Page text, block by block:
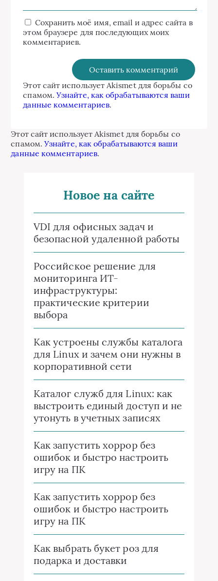
Сохранить моё имя, email и адрес сайта в
этом браузере для последующих моих
комментариев.
Этот сайт использует Akismet для борьбы со
спамом.Узнайте, как обрабатываются ваши
данные комментариев.
Этот сайт использует Akismet для борьбы со
спамом.Узнайте, как обрабатываются ваши
данные комментариев.
Новое на сайте
VDI для офисных задач и
безопасной удаленной работы
Российское решение для
мониторинга ИТ-
инфраструктуры:
практические критерии
выбора
Как устроены службы каталога
для Linux и зачем они нужны в
корпоративной сети
Каталог служб для Linux: как
выстроить единый доступ и не
утонуть в учетных записях
Как запустить хоррор без
ошибок и быстро настроить
игру на ПК
Как запустить хоррор без
ошибок и быстро настроить
игру на ПК
Как выбрать букет роз для
подарка и доставки